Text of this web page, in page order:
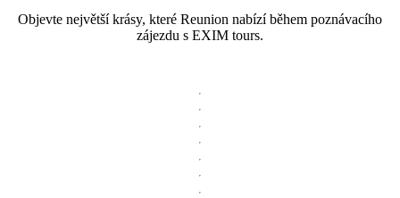
Objevte největší krásy, které Reunion nabízí během poznávacího
zájezdu s EXIM tours.